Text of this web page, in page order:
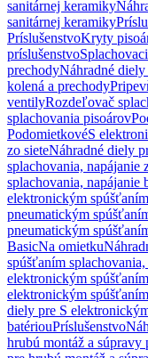
sanitárnej keramiky
sanitárnej keramiky
PríslušenstvoKryty
príslušenstvo
prechodyNáhradné
kolená a prechody
ventilyRozdeľovač
splachovania pisoárov
PodomietkovéS
zo sieteNáhradné diely
splachovania, napájanie
splachovania, napájanie
elektronickým
pneumatickým
pneumatickým
BasicNa omietku
spúšťaním
elektronickým
elektronickým
diely pre S
batériouPríslušenstvo
hrubú montáž a súpravy